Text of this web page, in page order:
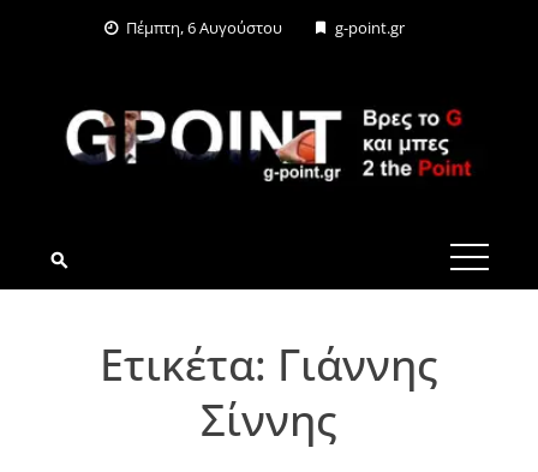
Πέμπτη, 6 Αυγούστου g-point.gr
G-POINT.GR
Ετικέτα: Γιάννης
Σίννης